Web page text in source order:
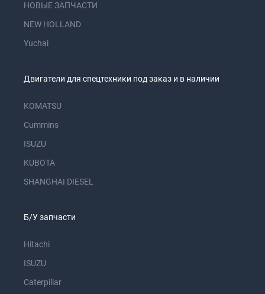
НОВЫЕ ЗАПЧАСТИ
NEW HOLLAND
Yuchai
Двигатели для спецтехники под заказ и в наличии
KOMATSU
Cummins
ISUZU
KUBOTA
SHANGHAI DIESEL
Б/У запчасти
Hitachi
ISUZU
Caterpillar